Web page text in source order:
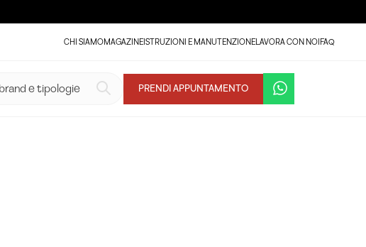
CHI SIAMOMAGAZINEISTRUZIONI E MANUTENZIONELAVORA CON NOIFAQ
PRENDI APPUNTAMENTO